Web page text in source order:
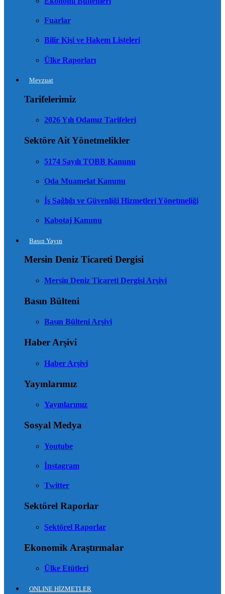
Fuarlar
Bilir Kişi ve Hakem Listeleri
Ülke Raporları
Mevzuat
Tarifelerimiz
2026 Yılı Odamız Tarifeleri
Sektöre Ait Yönetmelikler
5174 Sayılı TOBB Kanunu
Oda Muamelat Kanunu
İş Sağlığı ve Güvenliği Hizmetleri Yönetmeliği
Kabotaj Kanunu
Basın Yayın
Mersin Deniz Ticareti Dergisi
Mersin Deniz Ticareti Dergisi Arşivi
Basın Bülteni
Basın Bülteni Arşivi
Haber Arşivi
Haber Arşivi
Yayınlarımız
Yayınlarımız
Sosyal Medya
Youtube
İnstagram
Twitter
Sektörel Raporlar
Sektörel Raporlar
Ekonomik Araştırmalar
Ülke Etütleri
ONLINE HİZMETLER